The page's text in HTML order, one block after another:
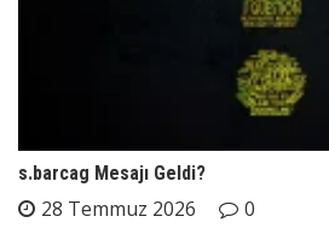
s.barcag Mesajı Geldi?
28 Temmuz 2026 0